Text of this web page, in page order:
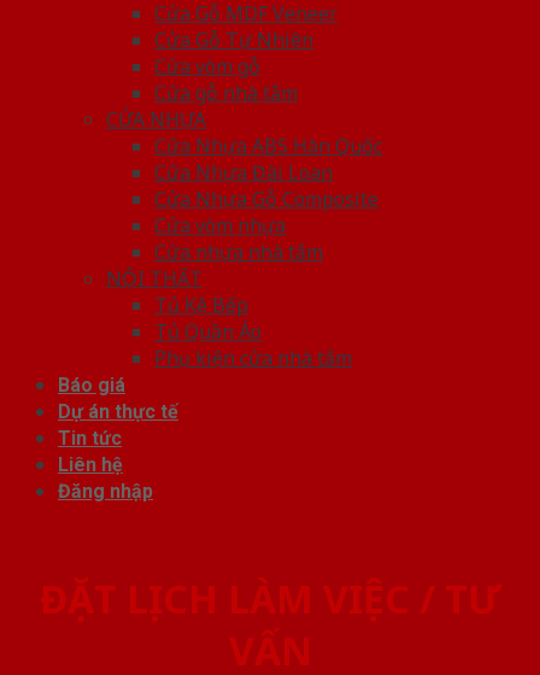
Cửa Gỗ MDF Veneer
Cửa Gỗ Tự Nhiên
Cửa vòm gỗ
Cửa gỗ nhà tắm
CỬA NHỰA
Cửa Nhựa ABS Hàn Quốc
Cửa Nhựa Đài Loan
Cửa Nhựa Gỗ Composite
Cửa vòm nhựa
Cửa nhựa nhà tắm
NỘI THẤT
Tủ Kệ Bếp
Tủ Quần Áo
Phụ kiện cửa nhà tắm
Báo giá
Dự án thực tế
Tin tức
Liên hệ
Đăng nhập
ĐẶT LỊCH LÀM VIỆC / TƯ
VẤN